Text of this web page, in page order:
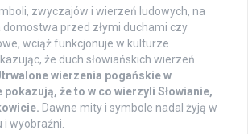
zwyczajów i wierzeń ludowych, na
domostwa przed złymi duchami czy
wciąż funkcjonuje w kulturze
że duch słowiańskich wierzeń
wierzenia pogańskie w
że to w co wierzyli Słowianie,
Dawne mity i symbole nadal żyją w
wyobraźni.